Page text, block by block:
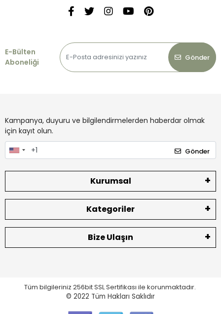
E-Bülten
Aboneliği
Gönder
Kampanya, duyuru ve bilgilendirmelerden haberdar olmak
için kayıt olun.
Gönder
Kurumsal
Kategoriler
Bize Ulaşın
Tüm bilgileriniz 256bit SSL Sertifikası ile korunmaktadır.
© 2022 Tüm Hakları Saklıdır